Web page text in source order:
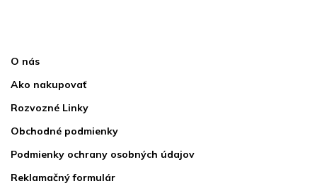
O nás
Ako nakupovať
Rozvozné Linky
Obchodné podmienky
Podmienky ochrany osobných údajov
Reklamačný formulár